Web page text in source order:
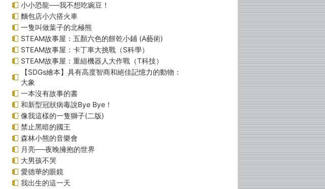
小小恐龍──我不想吃豌豆！
麵包店小六搭火車
一隻叫做葉子的北極熊
STEAM故事屋：五顏六色的餅乾小鋪 (A藝術)
STEAM故事屋：卡丁車大挑戰（S科學）
STEAM故事屋：重組機器人大作戰（T科技）
【SDGs繪本】具有高度智商和絕佳記憶力的動物：
大象
一本沒有故事的書
和新型冠狀病毒說Bye Bye！
像我這樣的一隻獅子(二版)
禁止黑暗的國王
森林小熊的音樂會
月亮──夜晚擁抱的世界
大男孩不哭
愛德華的眼鏡
我出生的這一天